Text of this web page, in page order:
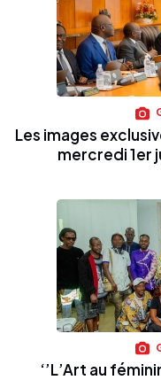
Les images
mercredi 1er
‘’L’Art au